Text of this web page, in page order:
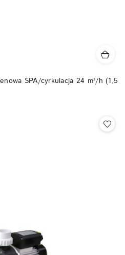
SPA/cyrkulacja 24 m³/h (1,5